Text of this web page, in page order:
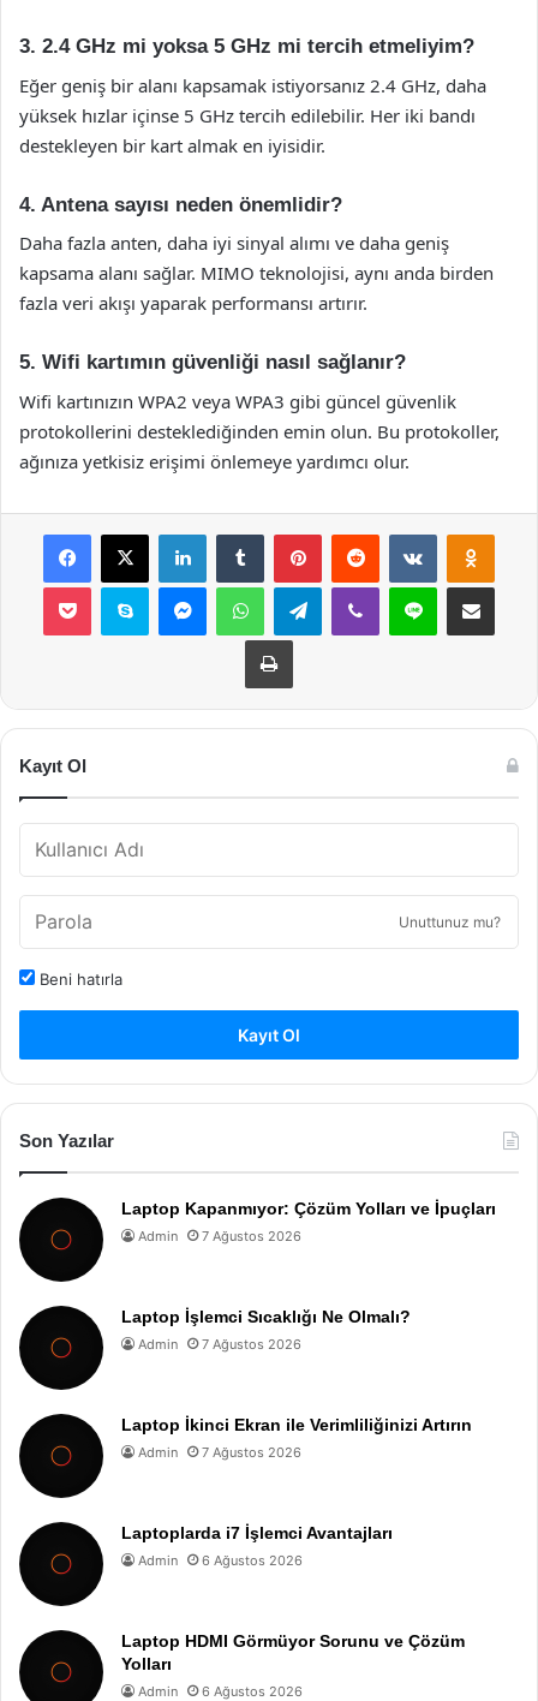
3. 2.4 GHz mi yoksa 5 GHz mi tercih etmeliyim?
Eğer geniş bir alanı kapsamak istiyorsanız 2.4 GHz, daha
yüksek hızlar içinse 5 GHz tercih edilebilir. Her iki bandı
destekleyen bir kart almak en iyisidir.
4. Antena sayısı neden önemlidir?
Daha fazla anten, daha iyi sinyal alımı ve daha geniş
kapsama alanı sağlar. MIMO teknolojisi, aynı anda birden
fazla veri akışı yaparak performansı artırır.
5. Wifi kartımın güvenliği nasıl sağlanır?
Wifi kartınızın WPA2 veya WPA3 gibi güncel güvenlik
protokollerini desteklediğinden emin olun. Bu protokoller,
ağınıza yetkisiz erişimi önlemeye yardımcı olur.
Facebook
X LinkedInTumblr PinterestReddit VKontakte
Pocket Skype MessengerWhatsAppTelegramViber Line E-Posta ile
Yazdır
Kayıt Ol
Unuttunuz mu?
Beni hatırla
Kayıt Ol
Son Yazılar
Laptop Kapanmıyor: Çözüm Yolları ve İpuçları
Admin 7 Ağustos 2026
Laptop İşlemci Sıcaklığı Ne Olmalı?
Admin 7 Ağustos 2026
Laptop İkinci Ekran ile Verimliliğinizi Artırın
Admin 7 Ağustos 2026
Laptoplarda i7 İşlemci Avantajları
Admin 6 Ağustos 2026
Laptop HDMI Görmüyor Sorunu ve Çözüm
Yolları
Admin 6 Ağustos 2026